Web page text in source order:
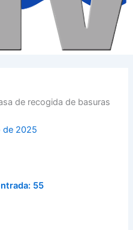
de recogida de basuras
de 2025
55